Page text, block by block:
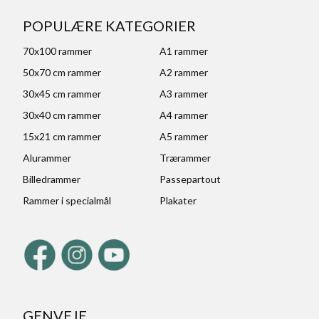
POPULÆRE KATEGORIER
70x100 rammer
A1 rammer
50x70 cm rammer
A2 rammer
30x45 cm rammer
A3 rammer
30x40 cm rammer
A4 rammer
15x21 cm rammer
A5 rammer
Alurammer
Trærammer
Billedrammer
Passepartout
Rammer i specialmål
Plakater